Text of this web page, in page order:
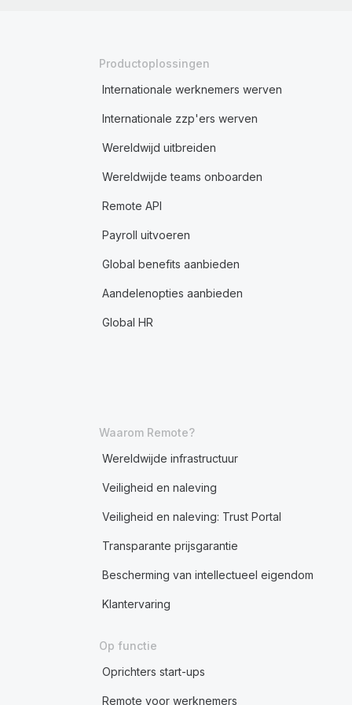
Productoplossingen
Internationale werknemers werven
Internationale zzp'ers werven
Wereldwijd uitbreiden
Wereldwijde teams onboarden
Remote API
Payroll uitvoeren
Global benefits aanbieden
Aandelenopties aanbieden
Global HR
Waarom Remote?
Wereldwijde infrastructuur
Veiligheid en naleving
Veiligheid en naleving: Trust Portal
Transparante prijsgarantie
Bescherming van intellectueel eigendom
Klantervaring
Op functie
Oprichters start-ups
Remote voor werknemers